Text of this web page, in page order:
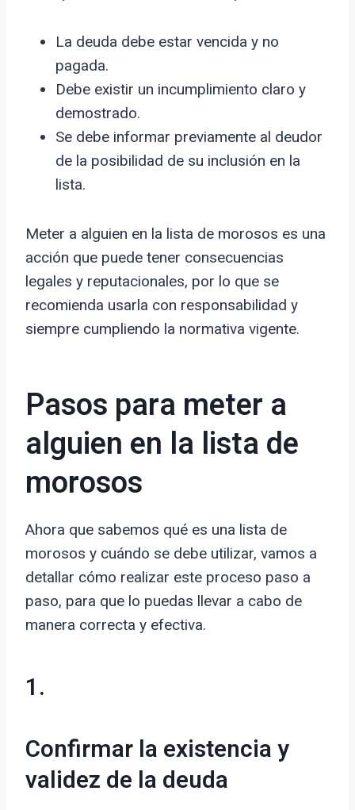
La deuda debe estar vencida y no
pagada.
Debe existir un incumplimiento claro y
demostrado.
Se debe informar previamente al deudor
de la posibilidad de su inclusión en la
lista.
Meter a alguien en la lista de morosos es una
acción que puede tener consecuencias
legales y reputacionales, por lo que se
recomienda usarla con responsabilidad y
siempre cumpliendo la normativa vigente.
Pasos para meter a
alguien en la lista de
morosos
Ahora que sabemos qué es una lista de
morosos y cuándo se debe utilizar, vamos a
detallar cómo realizar este proceso paso a
paso, para que lo puedas llevar a cabo de
manera correcta y efectiva.
1.
Confirmar la existencia y
validez de la deuda